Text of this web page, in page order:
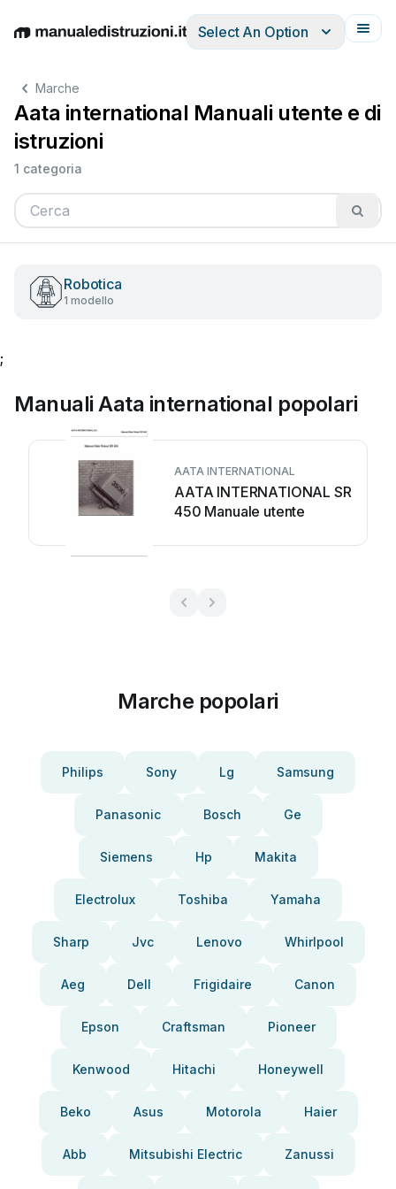
EnglishDeutschEspañolItalianoFrançais
Select An Option
Marche
Aata international Manuali utente e di
istruzioni
1 categoria
Robotica
1 modello
;
Manuali Aata international popolari
AATA INTERNATIONAL
AATA INTERNATIONAL SR
450 Manuale utente
Marche popolari
Philips Sony Lg Samsung
Panasonic Bosch Ge
Siemens Hp Makita
Electrolux Toshiba Yamaha
Sharp Jvc Lenovo Whirlpool
Aeg Dell Frigidaire Canon
Epson Craftsman Pioneer
Kenwood Hitachi Honeywell
Beko Asus Motorola Haier
Abb Mitsubishi Electric Zanussi